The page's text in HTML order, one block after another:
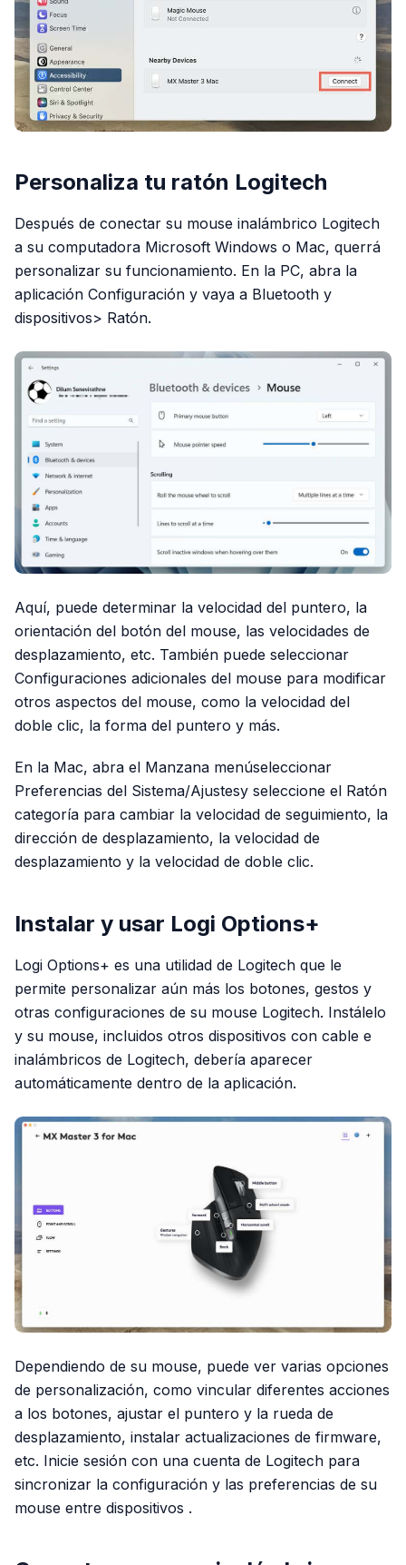
Personaliza tu ratón Logitech
Después de conectar su mouse inalámbrico Logitech
a su computadora Microsoft Windows o Mac, querrá
personalizar su funcionamiento. En la PC, abra la
aplicación Configuración y vaya a Bluetooth y
dispositivos> Ratón.
Aquí, puede determinar la velocidad del puntero, la
orientación del botón del mouse, las velocidades de
desplazamiento, etc. También puede seleccionar
Configuraciones adicionales del mouse para modificar
otros aspectos del mouse, como la velocidad del
doble clic, la forma del puntero y más.
En la Mac, abra el Manzana menúseleccionar
Preferencias del Sistema/Ajustesy seleccione el Ratón
categoría para cambiar la velocidad de seguimiento, la
dirección de desplazamiento, la velocidad de
desplazamiento y la velocidad de doble clic.
Instalar y usar Logi Options+
Logi Options+ es una utilidad de Logitech que le
permite personalizar aún más los botones, gestos y
otras configuraciones de su mouse Logitech. Instálelo
y su mouse, incluidos otros dispositivos con cable e
inalámbricos de Logitech, debería aparecer
automáticamente dentro de la aplicación.
Dependiendo de su mouse, puede ver varias opciones
de personalización, como vincular diferentes acciones
a los botones, ajustar el puntero y la rueda de
desplazamiento, instalar actualizaciones de firmware,
etc. Inicie sesión con una cuenta de Logitech para
sincronizar la configuración y las preferencias de su
mouse entre dispositivos .